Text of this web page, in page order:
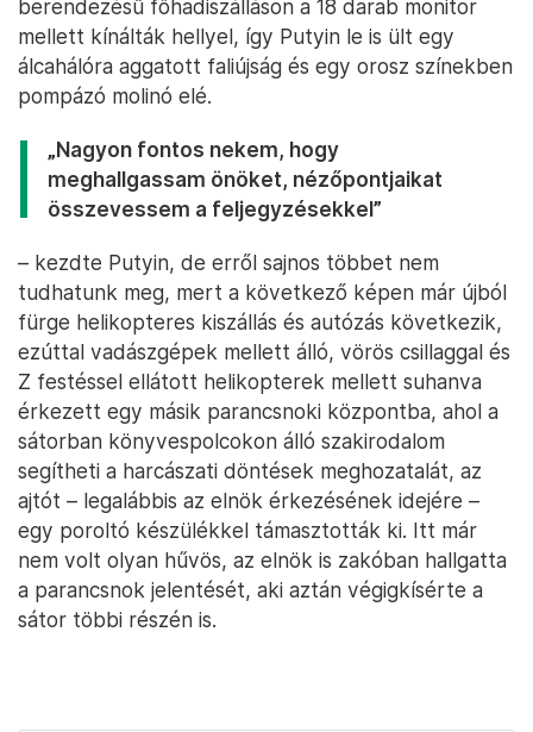
berendezésű főhadiszálláson a 18 darab monitor
mellett kínálták hellyel, így Putyin le is ült egy
álcahálóra aggatott faliújság és egy orosz színekben
pompázó molinó elé.
„Nagyon fontos nekem, hogy
meghallgassam önöket, nézőpontjaikat
összevessem a feljegyzésekkel”
– kezdte Putyin, de erről sajnos többet nem
tudhatunk meg, mert a következő képen már újból
fürge helikopteres kiszállás és autózás következik,
ezúttal vadászgépek mellett álló, vörös csillaggal és
Z festéssel ellátott helikopterek mellett suhanva
érkezett egy másik parancsnoki központba, ahol a
sátorban könyvespolcokon álló szakirodalom
segítheti a harcászati döntések meghozatalát, az
ajtót – legalábbis az elnök érkezésének idejére –
egy poroltó készülékkel támasztották ki. Itt már
nem volt olyan hűvös, az elnök is zakóban hallgatta
a parancsnok jelentését, aki aztán végigkísérte a
sátor többi részén is.